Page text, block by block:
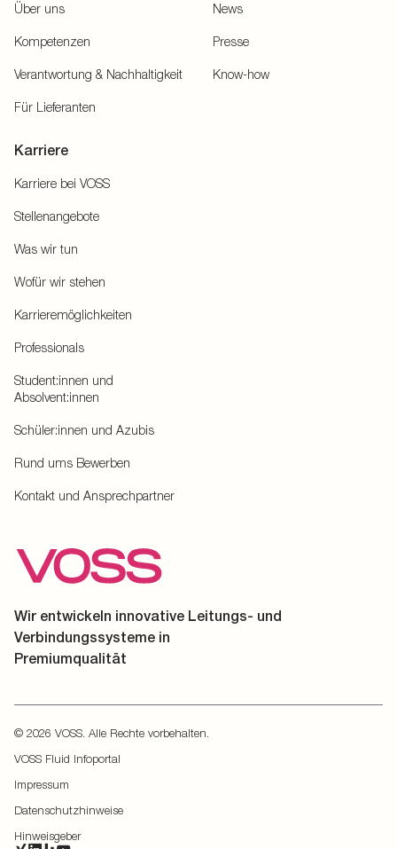
Über uns
Kompetenzen
Verantwortung & Nachhaltigkeit
Für Lieferanten
News
Presse
Know-how
Karriere
Karriere bei VOSS
Stellenangebote
Was wir tun
Wofür wir stehen
Karrieremöglichkeiten
Professionals
Student:innen und
Absolvent:innen
Schüler:innen und Azubis
Rund ums Bewerben
Kontakt und Ansprechpartner
Wir entwickeln innovative Leitungs- und
Verbindungssysteme in
Premiumqualität
© 2026 VOSS. Alle Rechte vorbehalten.
VOSS Fluid Infoportal
Impressum
Datenschutzhinweise
Hinweisgeber